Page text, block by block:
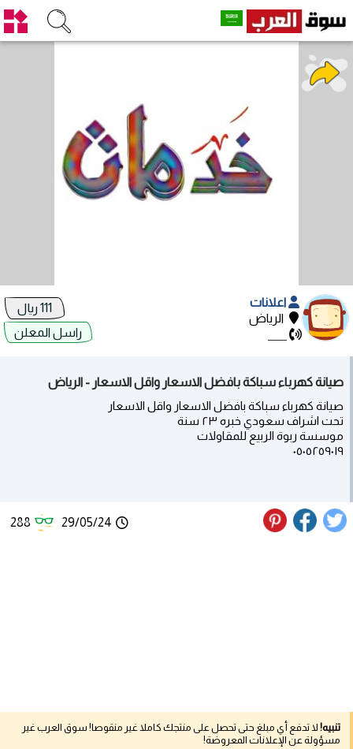
اعلانات
الرياض
راسل المعلن
صيانة كهرباء سباكة بافضل الاسعار واقل الاسعار - الرياض
صيانة كهرباء سباكة بافضل الاسعار واقل الاسعار
تحت اشراف سعودي خبره ٢٣ سنة
موسسة ربوة الربيع للمقاولات
٠٥٠٥٢٥٩٠١٩
29/05/24
288
تنبيه! لا تدفع أي مبلغ حتى تحصل على منتجك كاملا غير منقوصا! سوق العرب غير
مسؤولة عن الإعلانات المعروضة!